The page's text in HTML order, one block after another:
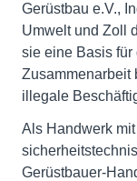
Gerüstbau e.V.,
Umwelt und Zoll
sie eine Basis
Zusammenarbeit
illegale
Als Handwerk
Gerüstbauer-